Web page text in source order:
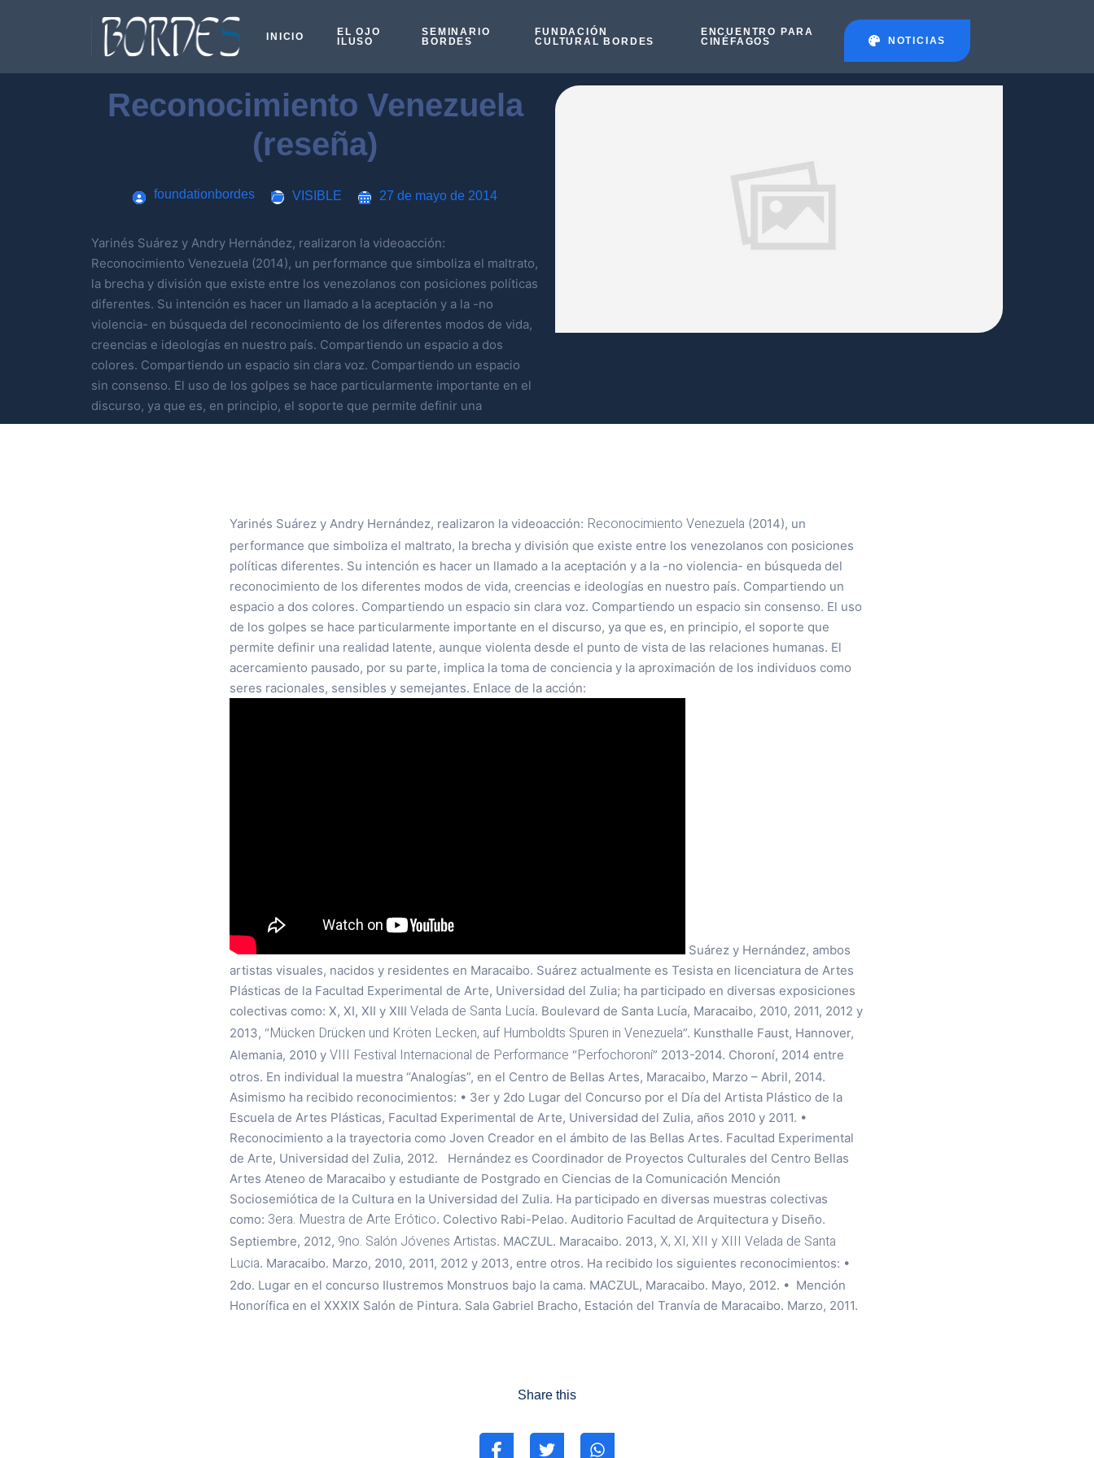
INICIO
EL OJO
ILUSO
SEMINARIO
BORDES
FUNDACIÓN
CULTURAL BORDES
ENCUENTRO PARA
CINÉFAGOS
NOTICIAS
Reconocimiento Venezuela
(reseña)
foundationbordes VISIBLE 27 de mayo de 2014
Yarinés Suárez y Andry Hernández, realizaron la videoacción:
Reconocimiento Venezuela (2014), un performance que simboliza el maltrato,
la brecha y división que existe entre los venezolanos con posiciones políticas
diferentes. Su intención es hacer un llamado a la aceptación y a la -no
violencia- en búsqueda del reconocimiento de los diferentes modos de vida,
creencias e ideologías en nuestro país. Compartiendo un espacio a dos
colores. Compartiendo un espacio sin clara voz. Compartiendo un espacio
sin consenso. El uso de los golpes se hace particularmente importante en el
discurso, ya que es, en principio, el soporte que permite definir una
Yarinés Suárez y Andry Hernández, realizaron la videoacción: Reconocimiento Venezuela (2014), un
performance que simboliza el maltrato, la brecha y división que existe entre los venezolanos con posiciones
políticas diferentes. Su intención es hacer un llamado a la aceptación y a la -no violencia- en búsqueda del
reconocimiento de los diferentes modos de vida, creencias e ideologías en nuestro país. Compartiendo un
espacio a dos colores. Compartiendo un espacio sin clara voz. Compartiendo un espacio sin consenso. El uso
de los golpes se hace particularmente importante en el discurso, ya que es, en principio, el soporte que
permite definir una realidad latente, aunque violenta desde el punto de vista de las relaciones humanas. El
acercamiento pausado, por su parte, implica la toma de conciencia y la aproximación de los individuos como
seres racionales, sensibles y semejantes. Enlace de la acción:
Suárez y Hernández, ambos
artistas visuales, nacidos y residentes en Maracaibo. Suárez actualmente es Tesista en licenciatura de Artes
Plásticas de la Facultad Experimental de Arte, Universidad del Zulia; ha participado en diversas exposiciones
colectivas como: X, XI, XII y XIII Velada de Santa Lucía. Boulevard de Santa Lucía, Maracaibo, 2010, 2011, 2012 y
2013, “Mücken Drücken und Kröten Lecken, auf Humboldts Spuren in Venezuela”. Kunsthalle Faust, Hannover,
Alemania, 2010 y VIII Festival Internacional de Performance “Perfochoroní” 2013-2014. Choroní, 2014 entre
otros. En individual la muestra “Analogías”, en el Centro de Bellas Artes, Maracaibo, Marzo – Abril, 2014.
Asimismo ha recibido reconocimientos: • 3er y 2do Lugar del Concurso por el Día del Artista Plástico de la
Escuela de Artes Plásticas, Facultad Experimental de Arte, Universidad del Zulia, años 2010 y 2011. •
Reconocimiento a la trayectoria como Joven Creador en el ámbito de las Bellas Artes. Facultad Experimental
de Arte, Universidad del Zulia, 2012. Hernández es Coordinador de Proyectos Culturales del Centro Bellas
Artes Ateneo de Maracaibo y estudiante de Postgrado en Ciencias de la Comunicación Mención
Sociosemiótica de la Cultura en la Universidad del Zulia. Ha participado en diversas muestras colectivas
como: 3era. Muestra de Arte Erótico. Colectivo Rabi-Pelao. Auditorio Facultad de Arquitectura y Diseño.
Septiembre, 2012, 9no. Salón Jóvenes Artistas. MACZUL. Maracaibo. 2013, X, XI, XII y XIII Velada de Santa
Lucia. Maracaibo. Marzo, 2010, 2011, 2012 y 2013, entre otros. Ha recibido los siguientes reconocimientos: •
2do. Lugar en el concurso Ilustremos Monstruos bajo la cama. MACZUL, Maracaibo. Mayo, 2012. • Mención
Honorífica en el XXXIX Salón de Pintura. Sala Gabriel Bracho, Estación del Tranvía de Maracaibo. Marzo, 2011.
Share this